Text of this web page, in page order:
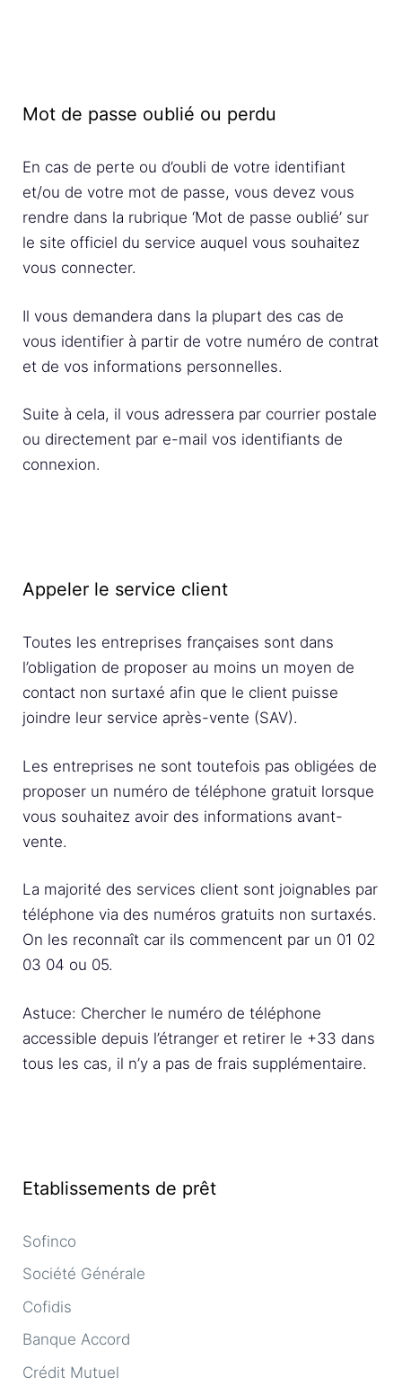
Mot de passe oublié ou perdu
En cas de perte ou d’oubli de votre identifiant
et/ou de votre mot de passe, vous devez vous
rendre dans la rubrique ‘Mot de passe oublié’ sur
le site officiel du service auquel vous souhaitez
vous connecter.
Il vous demandera dans la plupart des cas de
vous identifier à partir de votre numéro de contrat
et de vos informations personnelles.
Suite à cela, il vous adressera par courrier postale
ou directement par e-mail vos identifiants de
connexion.
Appeler le service client
Toutes les entreprises françaises sont dans
l’obligation de proposer au moins un moyen de
contact non surtaxé afin que le client puisse
joindre leur service après-vente (SAV).
Les entreprises ne sont toutefois pas obligées de
proposer un numéro de téléphone gratuit lorsque
vous souhaitez avoir des informations avant-
vente.
La majorité des services client sont joignables par
téléphone via des numéros gratuits non surtaxés.
On les reconnaît car ils commencent par un 01 02
03 04 ou 05.
Astuce: Chercher le numéro de téléphone
accessible depuis l’étranger et retirer le +33 dans
tous les cas, il n’y a pas de frais supplémentaire.
Etablissements de prêt
Sofinco
Société Générale
Cofidis
Banque Accord
Crédit Mutuel